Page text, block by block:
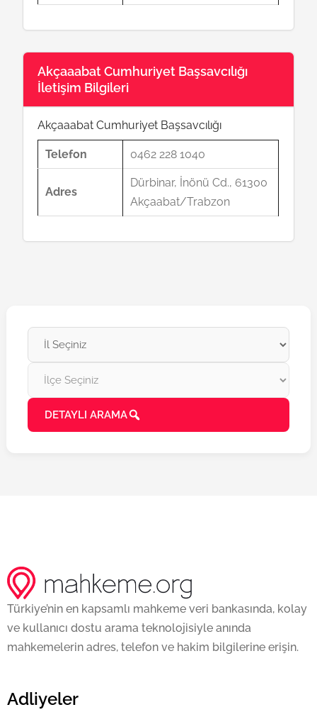
Akçaaabat Cumhuriyet Başsavcılığı
İletişim Bilgileri
Akçaaabat Cumhuriyet Başsavcılığı
Telefon 0462 228 1040
Adres
Dürbinar, İnönü Cd., 61300
Akçaabat/Trabzon
DETAYLI ARAMA
Türkiye’nin en kapsamlı mahkeme veri bankasında, kolay
ve kullanıcı dostu arama teknolojisiyle anında
mahkemelerin adres, telefon ve hakim bilgilerine erişin.
Adliyeler